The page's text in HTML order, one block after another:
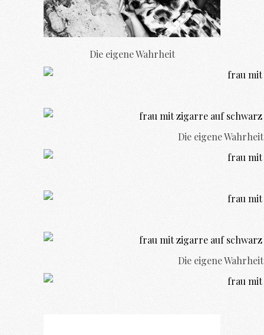
Die eigene Wahrheit
Die eigene Wahrheit
Die eigene Wahrheit